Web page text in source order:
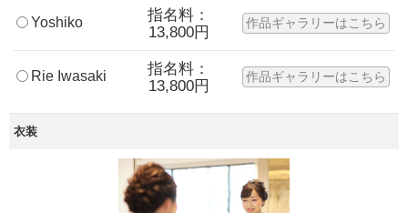
Yoshiko
指名料：
13,800円
作品ギャラリーはこちら
Rie Iwasaki
指名料：
13,800円
作品ギャラリーはこちら
衣装